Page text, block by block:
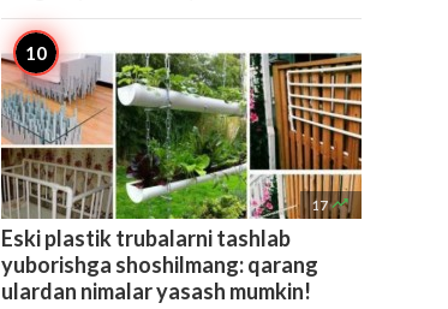
17 
Eski plastik trubalarni tashlab
yuborishga shoshilmang: qarang
ulardan nimalar yasash mumkin!